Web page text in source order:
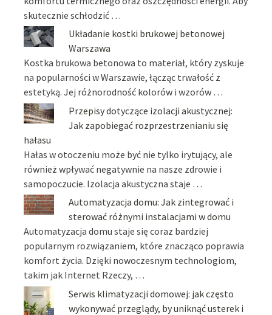
skutecznie schłodzić …
Układanie kostki brukowej betonowej
Warszawa
Kostka brukowa betonowa to materiał, który zyskuje
na popularności w Warszawie, łącząc trwałość z
estetyką. Jej różnorodność kolorów i wzorów …
Przepisy dotyczące izolacji akustycznej:
Jak zapobiegać rozprzestrzenianiu się
hałasu
Hałas w otoczeniu może być nie tylko irytujący, ale
również wpływać negatywnie na nasze zdrowie i
samopoczucie. Izolacja akustyczna staje …
Automatyzacja domu: Jak zintegrować i
sterować różnymi instalacjami w domu
Automatyzacja domu staje się coraz bardziej
popularnym rozwiązaniem, które znacząco poprawia
komfort życia. Dzięki nowoczesnym technologiom,
takim jak Internet Rzeczy, …
Serwis klimatyzacji domowej: jak często
wykonywać przeglądy, by uniknąć usterek i